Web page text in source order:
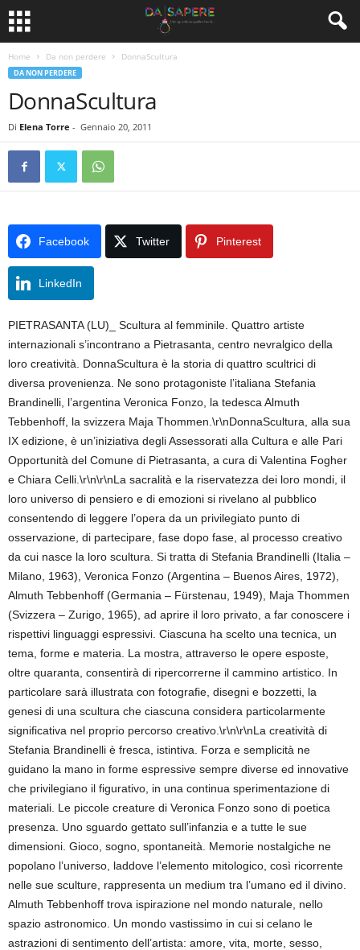
Home Da non perdere DonnaScultura
DA NON PERDERE
DonnaScultura
Di Elena Torre - Gennaio 20, 2011
Facebook Twitter Pinterest
LinkedIn
PIETRASANTA (LU)_ Scultura al femminile. Quattro artiste
internazionali s’incontrano a Pietrasanta, centro nevralgico della
loro creatività. DonnaScultura è la storia di quattro scultrici di
diversa provenienza. Ne sono protagoniste l’italiana Stefania
Brandinelli, l’argentina Veronica Fonzo, la tedesca Almuth
Tebbenhoff, la svizzera Maja Thommen.\r\nDonnaScultura, alla sua
IX edizione, è un’iniziativa degli Assessorati alla Cultura e alle Pari
Opportunità del Comune di Pietrasanta, a cura di Valentina Fogher
e Chiara Celli.\r\n\r\nLa sacralità e la riservatezza dei loro mondi, il
loro universo di pensiero e di emozioni si rivelano al pubblico
consentendo di leggere l’opera da un privilegiato punto di
osservazione, di partecipare, fase dopo fase, al processo creativo
da cui nasce la loro scultura. Si tratta di Stefania Brandinelli (Italia –
Milano, 1963), Veronica Fonzo (Argentina – Buenos Aires, 1972),
Almuth Tebbenhoff (Germania – Fürstenau, 1949), Maja Thommen
(Svizzera – Zurigo, 1965), ad aprire il loro privato, a far conoscere i
rispettivi linguaggi espressivi. Ciascuna ha scelto una tecnica, un
tema, forme e materia. La mostra, attraverso le opere esposte,
oltre quaranta, consentirà di ripercorrerne il cammino artistico. In
particolare sarà illustrata con fotografie, disegni e bozzetti, la
genesi di una scultura che ciascuna considera particolarmente
significativa nel proprio percorso creativo.\r\n\r\nLa creatività di
Stefania Brandinelli è fresca, istintiva. Forza e semplicità ne
guidano la mano in forme espressive sempre diverse ed innovative
che privilegiano il figurativo, in una continua sperimentazione di
materiali. Le piccole creature di Veronica Fonzo sono di poetica
presenza. Uno sguardo gettato sull’infanzia e a tutte le sue
dimensioni. Gioco, sogno, spontaneità. Memorie nostalgiche ne
popolano l’universo, laddove l’elemento mitologico, così ricorrente
nelle sue sculture, rappresenta un medium tra l’umano ed il divino.
Almuth Tebbenhoff trova ispirazione nel mondo naturale, nello
spazio astronomico. Un mondo vastissimo in cui si celano le
astrazioni di sentimento dell’artista: amore, vita, morte, sesso,